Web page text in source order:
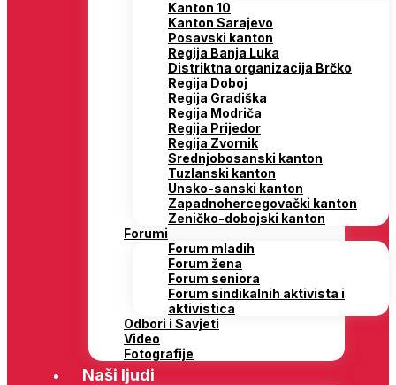
Kanton 10
Kanton Sarajevo
Posavski kanton
Regija Banja Luka
Distriktna organizacija Brčko
Regija Doboj
Regija Gradiška
Regija Modriča
Regija Prijedor
Regija Zvornik
Srednjobosanski kanton
Tuzlanski kanton
Unsko-sanski kanton
Zapadnohercegovački kanton
Zeničko-dobojski kanton
Forumi
Forum mladih
Forum žena
Forum seniora
Forum sindikalnih aktivista i
aktivistica
Odbori i Savjeti
Video
Fotografije
Naši ljudi